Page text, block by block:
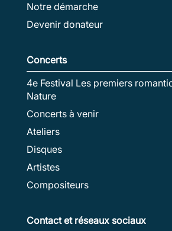
Notre démarche
Devenir donateur
Concerts
4e Festival Les premiers
Nature
Concerts à venir
Ateliers
Disques
Artistes
Compositeurs
Contact et réseaux sociaux